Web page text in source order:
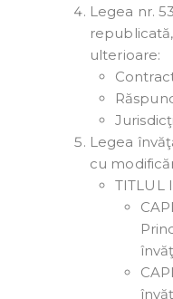
Legea nr.
ulterioare:
Legea
cu
TITLUL